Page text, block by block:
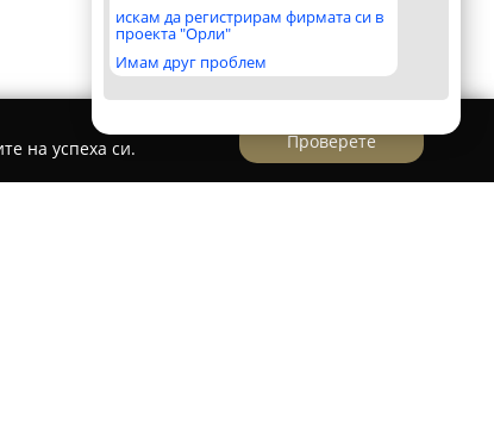
искам да регистрирам фирмата си в
проекта "Орли"
Имам друг проблем
на успеха си.
Проверете